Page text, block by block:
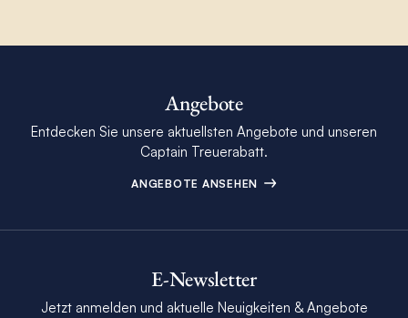
Angebote
Entdecken Sie unsere aktuellsten Angebote und unseren
Captain Treuerabatt.
ANGEBOTE ANSEHEN
E-Newsletter
Jetzt anmelden und aktuelle Neuigkeiten & Angebote